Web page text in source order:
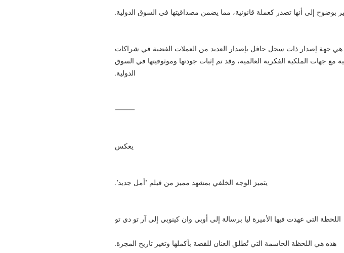
بوضوح إلى أنها تصدر كعملة قانونية، مما يضمن مصداقيتها في السوق الدولية.
هي جهة إصدار ذات سجل حافل بإصدار العديد من العملات الفضية في شراكات
مع جهات الملكية الفكرية العالمية، وقد تم إثبات جودتها وموثوقيتها في السوق
الدولية.
⸻
يعكس
يتميز الوجه الخلفي بمشهد مميز من فيلم "أمل جديد".
اللحظة التي عهدت فيها الأميرة ليا برسالة إلى أوبي وان كينوبي إلى آر تو دي تو
هذه هي اللحظة الحاسمة التي تُطلق العنان للقصة بأكملها وتغير تاريخ المجرة.